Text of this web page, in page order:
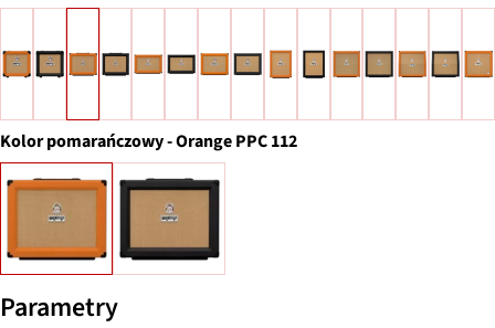
Kolorpomarańczowy-Orange PPC 112
Parametry